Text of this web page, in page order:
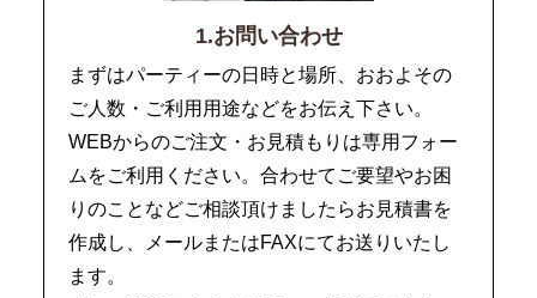
1.お問い合わせ
まずはパーティーの日時と場所、おおよその
ご人数・ご利用用途などをお伝え下さい。
WEBからのご注文・お見積もりは専用フォー
ムをご利用ください。合わせてご要望やお困
りのことなどご相談頂けましたらお見積書を
作成し、メールまたはFAXにてお送りいたし
ます。